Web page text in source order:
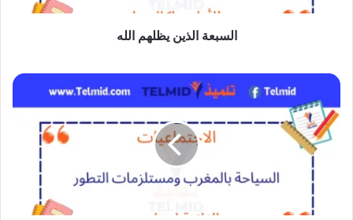
السبعة الذين يظلهم الله
السياحة
بالمغرب
ومستلزمات
التطور